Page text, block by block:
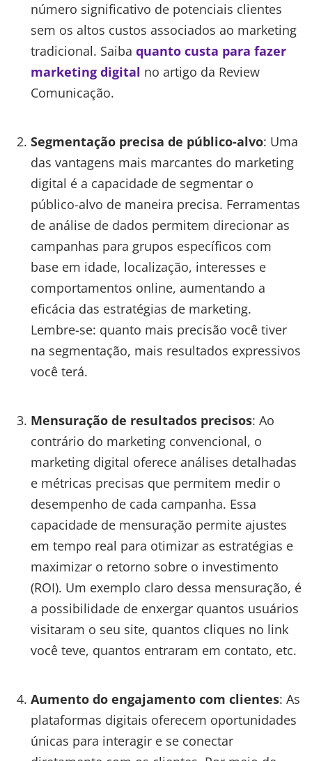
número significativo de potenciais clientes
sem os altos custos associados ao marketing
tradicional. Saiba quanto custa para fazer
marketing digital no artigo da Review
Comunicação.
Segmentação precisa de público-alvo: Uma
das vantagens mais marcantes do marketing
digital é a capacidade de segmentar o
público-alvo de maneira precisa. Ferramentas
de análise de dados permitem direcionar as
campanhas para grupos específicos com
base em idade, localização, interesses e
comportamentos online, aumentando a
eficácia das estratégias de marketing.
Lembre-se: quanto mais precisão você tiver
na segmentação, mais resultados expressivos
você terá.
Mensuração de resultados precisos: Ao
contrário do marketing convencional, o
marketing digital oferece análises detalhadas
e métricas precisas que permitem medir o
desempenho de cada campanha. Essa
capacidade de mensuração permite ajustes
em tempo real para otimizar as estratégias e
maximizar o retorno sobre o investimento
(ROI). Um exemplo claro dessa mensuração, é
a possibilidade de enxergar quantos usuários
visitaram o seu site, quantos cliques no link
você teve, quantos entraram em contato, etc.
Aumento do engajamento com clientes: As
plataformas digitais oferecem oportunidades
únicas para interagir e se conectar